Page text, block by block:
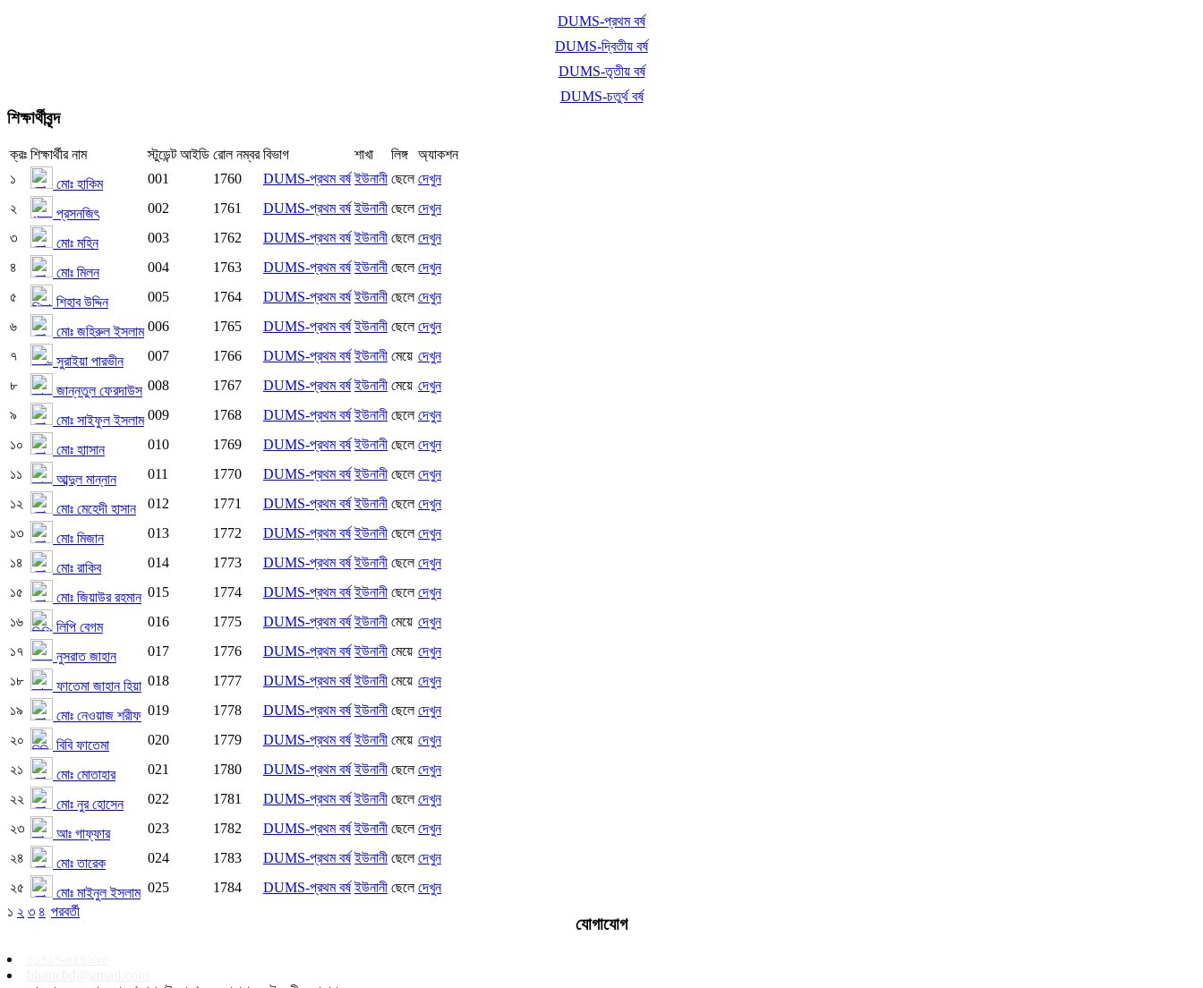
DUMS-প্রথম বর্ষ
DUMS-দ্বিতীয় বর্ষ
DUMS-তৃতীয় বর্ষ
DUMS-চতুর্থ বর্ষ
শিক্ষার্থীবৃন্দ
ক্রঃ শিক্ষার্থীর নাম স্টুডেন্ট আইডি রোল নম্বর বিভাগ শাখা লিঙ্গ
অ্যাকশন
১
মোঃ হাকিম 001 1760 DUMS-প্রথম বর্ষ ইউনানী ছেলে দেখুন
২
প্রসনজিৎ 002 1761 DUMS-প্রথম বর্ষ ইউনানী ছেলে দেখুন
৩
মোঃ মহিন 003 1762 DUMS-প্রথম বর্ষ ইউনানী ছেলে দেখুন
৪
মোঃ মিলন 004 1763 DUMS-প্রথম বর্ষ ইউনানী ছেলে দেখুন
৫
শিহাব উদ্দিন 005 1764 DUMS-প্রথম বর্ষ ইউনানী ছেলে দেখুন
৬
মোঃ জহিরুল ইসলাম 006 1765 DUMS-প্রথম বর্ষ ইউনানী ছেলে দেখুন
৭
সুরাইয়া পারভীন 007 1766 DUMS-প্রথম বর্ষ ইউনানী মেয়ে দেখুন
৮
জান্নতুল ফেরদাউস 008 1767 DUMS-প্রথম বর্ষ ইউনানী মেয়ে দেখুন
৯
মোঃ সাইফুল ইসলাম 009 1768 DUMS-প্রথম বর্ষ ইউনানী ছেলে দেখুন
১০
মোঃ হাাসান 010 1769 DUMS-প্রথম বর্ষ ইউনানী ছেলে দেখুন
১১
আব্দুল মান্নান 011 1770 DUMS-প্রথম বর্ষ ইউনানী ছেলে দেখুন
১২
মোঃ মেহেদী হাসান 012 1771 DUMS-প্রথম বর্ষ ইউনানী ছেলে দেখুন
১৩
মোঃ মিজান 013 1772 DUMS-প্রথম বর্ষ ইউনানী ছেলে দেখুন
১৪
মোঃ রাকিব 014 1773 DUMS-প্রথম বর্ষ ইউনানী ছেলে দেখুন
১৫
মোঃ জিয়াউর রহমান 015 1774 DUMS-প্রথম বর্ষ ইউনানী ছেলে দেখুন
১৬
লিপি বেগম 016 1775 DUMS-প্রথম বর্ষ ইউনানী মেয়ে দেখুন
১৭
নুসরাত জাহান 017 1776 DUMS-প্রথম বর্ষ ইউনানী মেয়ে দেখুন
১৮
ফাতেমা জাহান হিয়া 018 1777 DUMS-প্রথম বর্ষ ইউনানী মেয়ে দেখুন
১৯
মোঃ নেওয়াজ শরীফ 019 1778 DUMS-প্রথম বর্ষ ইউনানী ছেলে দেখুন
২০
বিবি ফাতেমা 020 1779 DUMS-প্রথম বর্ষ ইউনানী মেয়ে দেখুন
২১
মোঃ মোতাহার 021 1780 DUMS-প্রথম বর্ষ ইউনানী ছেলে দেখুন
২২
মোঃ নুর হোসেন 022 1781 DUMS-প্রথম বর্ষ ইউনানী ছেলে দেখুন
২৩
আঃ গাফ্ফার 023 1782 DUMS-প্রথম বর্ষ ইউনানী ছেলে দেখুন
২৪
মোঃ তারেক 024 1783 DUMS-প্রথম বর্ষ ইউনানী ছেলে দেখুন
২৫
মোঃ মাইনুল ইসলাম 025 1784 DUMS-প্রথম বর্ষ ইউনানী ছেলে দেখুন
১ ২ ৩ ৪ পরবর্তী
যোগাযোগ